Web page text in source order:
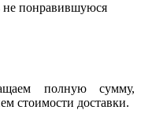
не понравившуюся
полную сумму,
стоимости доставки.